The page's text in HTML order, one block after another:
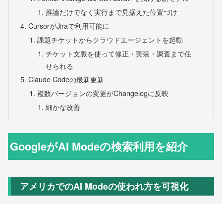
推論だけでなく実行まで見据えた位置づけ
CursorがJiraで利用可能に
課題チケットからクラウドエージェントを起動
チケット文脈を使って修正・実装・調査まで任
せられる
Claude Codeの最新更新
複数バージョンの変更がChangelogに反映
細かな改善
GoogleがAI Modeの検索利用を紹介
アメリカでのAI Modeの使われ方を可視化